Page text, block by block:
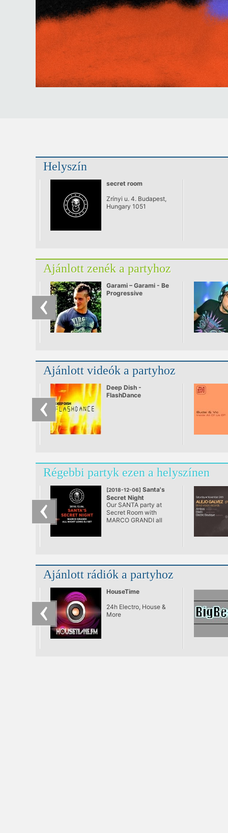
Helyszín
secret room
Zrínyi u. 4. Budapest,
Hungary 1051
Ajánlott zenék a partyhoz
Garami – Garami - Be
Progressive
Ajánlott videók a partyhoz
Deep Dish -
FlashDance
Régebbi partyk ezen a helyszínen
[2018-12-06] Santa's
Secret Night
Our SANTA party at
Secret Room with
MARCO GRANDI all
Ajánlott rádiók a partyhoz
HouseTime
24h Electro, House &
More